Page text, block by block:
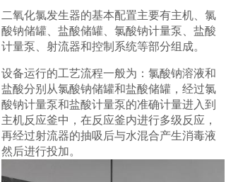
二氧化氯发生器的基本配置主要有主机、氯
酸钠储罐、盐酸储罐、氯酸钠计量泵、盐酸
计量泵、射流器和控制系统等部分组成。
设备运行的工艺流程一般为：氯酸钠溶液和
盐酸分别从氯酸钠储罐和盐酸储罐，经过氯
酸钠计量泵和盐酸计量泵的准确计量进入到
主机反应釜中，在反应釜内进行多级反应，
再经过射流器的抽吸后与水混合产生消毒液
然后进行投加。